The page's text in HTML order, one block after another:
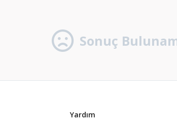
Sonuç
Yardım